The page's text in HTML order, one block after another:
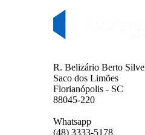
R. Belizário Berto
Saco dos Limões
Florianópolis - SC
88045-220
Whatsapp
(48) 3333-5178